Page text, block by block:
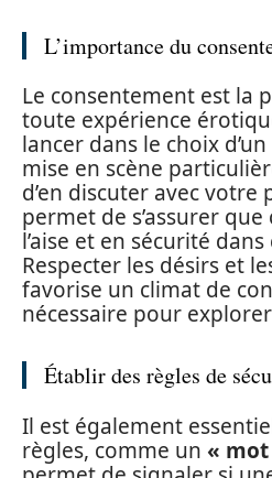
L’importance du
Le consentement est la
toute expérience
lancer dans le choix
mise en scène
d’en discuter avec votre
permet de s’assurer
l’aise et en sécurité
Respecter les désirs et
favorise un climat de
nécessaire pour
Établir des règles de
Il est également
règles, comme un «